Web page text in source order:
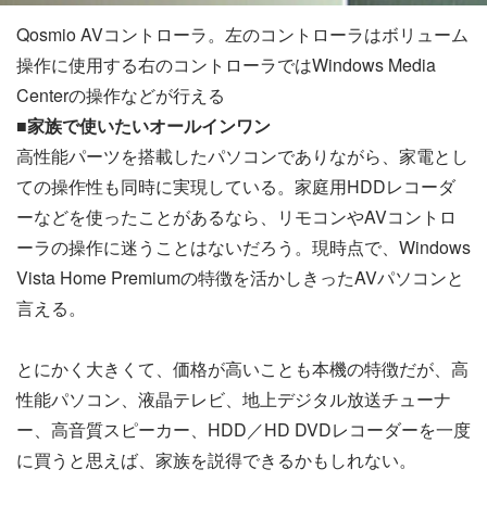
Qosmio AVコントローラ。左のコントローラはボリューム
操作に使用する右のコントローラではWindows Media
Centerの操作などが行える
■家族で使いたいオールインワン
高性能パーツを搭載したパソコンでありながら、家電とし
ての操作性も同時に実現している。家庭用HDDレコーダ
ーなどを使ったことがあるなら、リモコンやAVコントロ
ーラの操作に迷うことはないだろう。現時点で、Windows
Vista Home Premiumの特徴を活かしきったAVパソコンと
言える。
とにかく大きくて、価格が高いことも本機の特徴だが、高
性能パソコン、液晶テレビ、地上デジタル放送チューナ
ー、高音質スピーカー、HDD／HD DVDレコーダーを一度
に買うと思えば、家族を説得できるかもしれない。